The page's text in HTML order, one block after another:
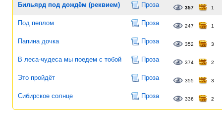
Бильярд под дождём (реквием) Проза 357 1
Под пеплом Проза 247 1
Папина дочка Проза 352 3
В леса-чудеса мы поедем с тобой Проза 374 2
Это пройдёт Проза 355 3
Сибирское солнце Проза 336 2